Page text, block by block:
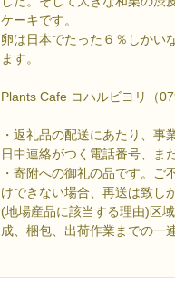
ケーキです。
卵は日本でたった６％しかい
ます。
Plants Cafe コハルビヨリ（
・返礼品の配送にあたり、
日中連絡がつく電話番号、ま
・寄附への御礼の品です。
けできない場合、再送は致し
(地場産品に該当する理由)区
成、梱包、出荷作業までの一